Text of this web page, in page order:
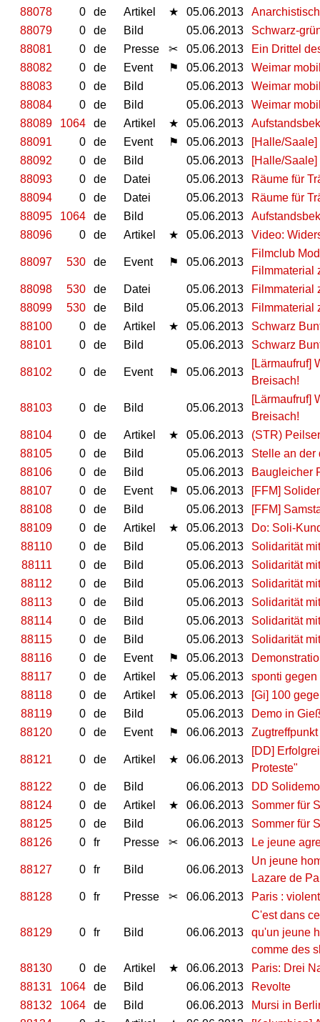
88078
0 de Artikel ★ 05.06.2013
88079
0 de Bild 05.06.2013
Schwarz-
88081
0 de Presse ✂ 05.06.2013
Ein Drittel
88082
0 de Event ⚑ 05.06.2013
Weimar
88083
0 de Bild 05.06.2013
Weimar
88084
0 de Bild 05.06.2013
Weimar
88089
1064 de Artikel ★ 05.06.2013
88091
0 de Event ⚑ 05.06.2013
[Halle/
88092
0 de Bild 05.06.2013
[Halle/
88093
0 de Datei 05.06.2013
Räume für
88094
0 de Datei 05.06.2013
Räume für
88095
1064 de Bild 05.06.2013
88096
0 de Artikel ★ 05.06.2013 Video:
88097 530 de Event ⚑ 05.06.2013
Filmclub
Filmmaterial
88098
530 de Datei 05.06.2013
Filmmaterial
88099
530 de Bild 05.06.2013
Filmmaterial
88100
0 de Artikel ★ 05.06.2013
Schwarz
88101
0 de Bild 05.06.2013 Schwarz
88102 0 de Event ⚑ 05.06.2013
[Lärmaufruf]
Breisach!
88103 0 de Bild 05.06.2013
[Lärmaufruf]
Breisach!
88104
0 de Artikel ★ 05.06.2013
(STR)
88105
0 de Bild 05.06.2013
Stelle an der
88106
0 de Bild 05.06.2013
Baugleicher
88107
0 de Event ⚑ 05.06.2013
[FFM]
88108
0 de Bild 05.06.2013
[FFM]
88109
0 de Artikel ★ 05.06.2013
Do: Soli-
88110
0 de Bild 05.06.2013
Solidarität
88111
0 de Bild 05.06.2013
Solidarität
88112
0 de Bild 05.06.2013
Solidarität
88113
0 de Bild 05.06.2013
Solidarität
88114
0 de Bild 05.06.2013
Solidarität
88115
0 de Bild 05.06.2013
Solidarität
88116
0 de Event ⚑ 05.06.2013
88117
0 de Artikel ★ 05.06.2013
sponti
88118
0 de Artikel ★ 05.06.2013
[Gi] 100
88119
0 de Bild 05.06.2013
Demo in
88120
0 de Event ⚑ 06.06.2013
88121 0 de Artikel ★ 06.06.2013
[DD]
Proteste"
88122
0 de Bild 06.06.2013
DD
88124
0 de Artikel ★ 06.06.2013
Sommer für
88125
0 de Bild 06.06.2013
Sommer für
88126
0 fr Presse ✂ 06.06.2013 Le jeune
88127 0 fr Bild 06.06.2013
Un jeune
Lazare de
88128
0 fr Presse ✂ 06.06.2013 Paris :
88129 0 fr Bild 06.06.2013
C'est dans
qu'un jeune
comme des
88130
0 de Artikel ★ 06.06.2013
Paris: Drei
88131
1064 de Bild 06.06.2013
Revolte
88132
1064 de Bild 06.06.2013
Mursi in